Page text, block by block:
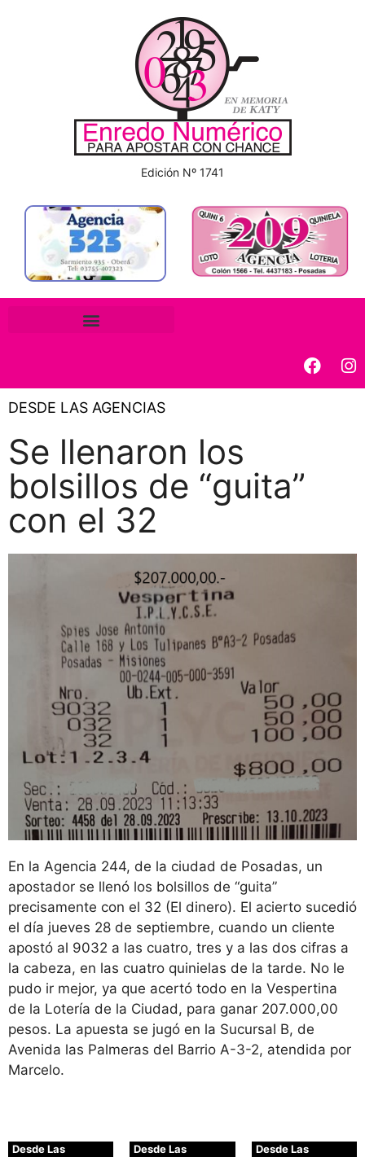
Edición Nº 1741
DESDE LAS AGENCIAS
Se llenaron los
bolsillos de “guita”
con el 32
En la Agencia 244, de la ciudad de Posadas, un
apostador se llenó los bolsillos de “guita”
precisamente con el 32 (El dinero). El acierto sucedió
el día jueves 28 de septiembre, cuando un cliente
apostó al 9032 a las cuatro, tres y a las dos cifras a
la cabeza, en las cuatro quinielas de la tarde. No le
pudo ir mejor, ya que acertó todo en la Vespertina
de la Lotería de la Ciudad, para ganar 207.000,00
pesos. La apuesta se jugó en la Sucursal B, de
Avenida las Palmeras del Barrio A-3-2, atendida por
Marcelo.
Desde Las
Desde Las
Desde Las